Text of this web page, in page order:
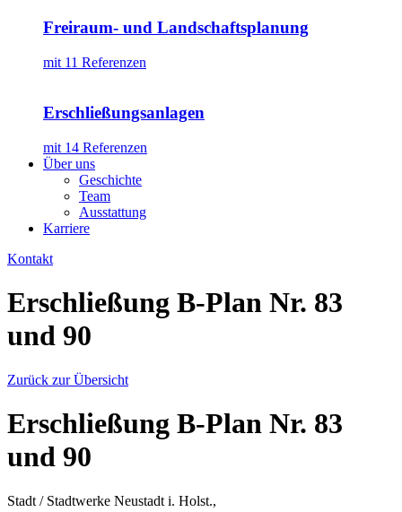
Freiraum- und Landschaftsplanung
mit 11 Referenzen
Erschließungsanlagen
mit 14 Referenzen
Über uns
Geschichte
Team
Ausstattung
Karriere
Kontakt
Erschließung B-Plan Nr. 83
und 90
Zurück zur Übersicht
Erschließung B-Plan Nr. 83
und 90
Stadt / Stadtwerke Neustadt i. Holst.,